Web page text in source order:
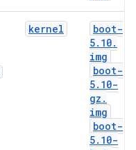
kernel
boot-
5. 10.
img
boot-
5. 10-
gz .
img
boot-
5. 10-